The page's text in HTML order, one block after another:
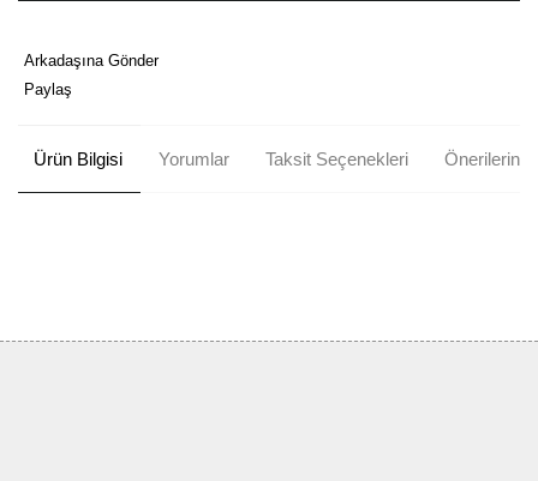
Arkadaşına Gönder
Paylaş
Ürün Bilgisi Yorumlar Taksit Seçenekleri Önerileriniz